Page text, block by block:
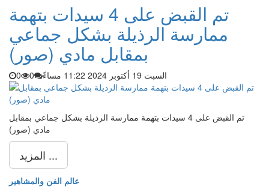
تم القبض على 4 سيدات بتهمة
ممارسة الرذيلة بشكل جماعي
بمقابل مادي (صور)
السبت 19 أكتوبر 2024 11:22 مساءً 0
0
تم القبض على 4 سيدات بتهمة ممارسة الرذيلة بشكل جماعي بمقابل
مادي (صور)
المزيد ...
عالم الفن والمشاهير